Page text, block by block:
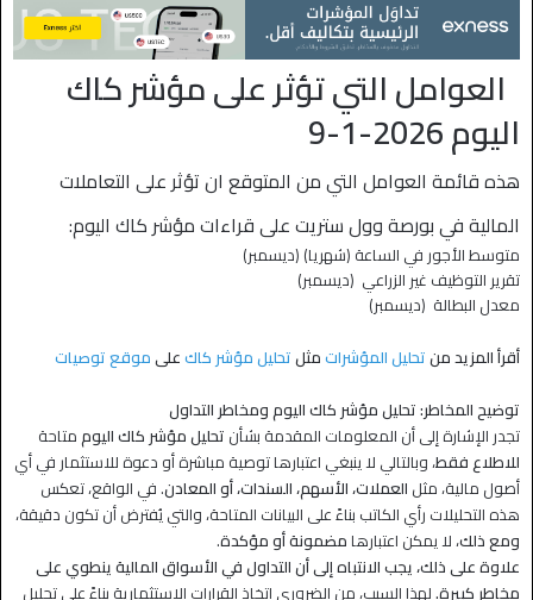
العوامل التي تؤثر على مؤشر كاك
اليوم 2026-1-9
هذه قائمة العوامل التي من المتوقع ان تؤثر على التعاملات
المالية في بورصة وول ستريت على قراءات مؤشر كاك اليوم:
متوسط الأجور في الساعة (شهريا) (ديسمبر)
تقرير التوظيف غير الزراعي (ديسمبر)
معدل البطالة (ديسمبر)
أقرأ المزيد منتحليل المؤشراتمثلتحليل مؤشر كاكعلىموقع توصيات
توضيح المخاطر: تحليل مؤشر كاك اليوم ومخاطر التداول
تجدر الإشارة إلى أن المعلومات المقدمة بشأن تحليل مؤشر كاك اليوم متاحة
للاطلاع فقط، وبالتالي لا ينبغي اعتبارها توصية مباشرة أو دعوة للاستثمار في أي
أصول مالية، مثل العملات، الأسهم، السندات، أو المعادن. في الواقع، تعكس
هذه التحليلات رأي الكاتب بناءً على البيانات المتاحة، والتي يُفترض أن تكون دقيقة،
ومع ذلك، لا يمكن اعتبارها مضمونة أو مؤكدة.
علاوة على ذلك، يجب الانتباه إلى أن التداول في الأسواق المالية ينطوي على
مخاطر كبيرة.لهذا السبب، من الضروري اتخاذ القرارات الاستثمارية بناءً على تحليل